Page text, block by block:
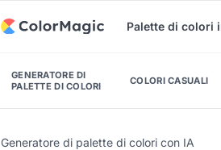
Palette di colori
GENERATORE DI
PALETTE DI COLORI
COLORI CASUALI
Generatore di palette di colori con IA